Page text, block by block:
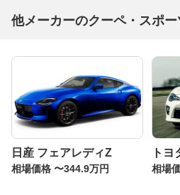
他メーカーのクーペ・スポ
日産 フェアレディZ
相場価格 〜344.9万円
トヨ
相場